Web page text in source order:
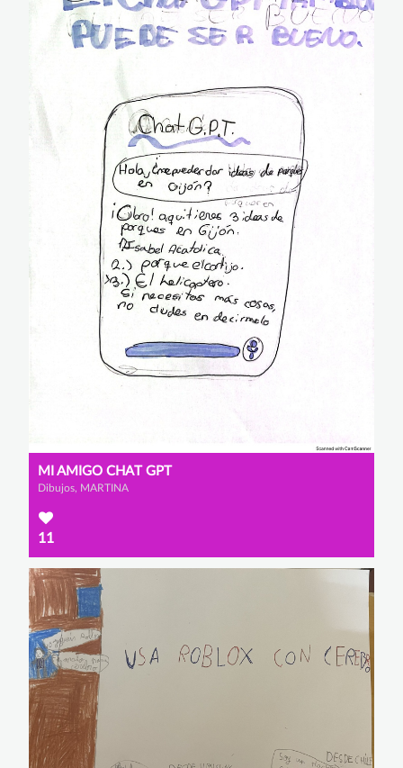
MI AMIGO CHAT GPT
Dibujos, MARTINA
11